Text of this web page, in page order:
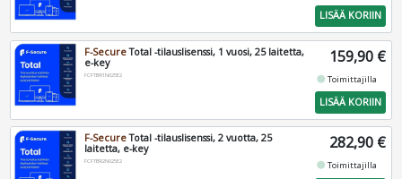
LISÄÄ KORIIN
F-SecureTotal -tilauslisenssi, 1 vuosi, 25 laitetta,
e-key
FCFTBR1N025E2
159,90 €
fiber_manual_recordToimittajilla
LISÄÄ KORIIN
F-SecureTotal -tilauslisenssi, 2 vuotta, 25
laitetta, e-key
FCFTBR2N025E2
282,90 €
fiber_manual_recordToimittajilla